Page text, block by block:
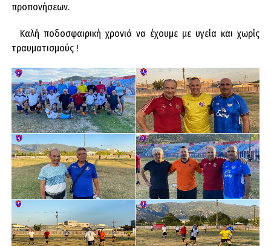
προπονήσεων.
Καλή ποδοσφαιρική χρονιά να έχουμε με υγεία και χωρίς
τραυματισμούς !